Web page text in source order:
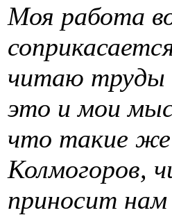
Моя работа
читаю труды
это и мои
что такие же
Колмогоров,
приносит нам